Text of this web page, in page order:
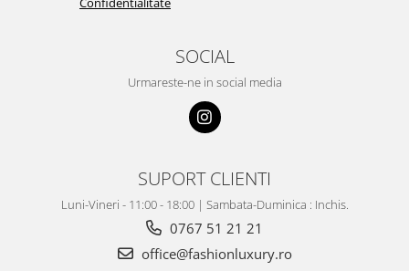
SOCIAL
Urmareste-ne in social media
SUPORT CLIENTI
Luni-Vineri - 11:00 - 18:00 | Sambata-Duminica : Inchis.
0767 51 21 21
office@fashionluxury.ro